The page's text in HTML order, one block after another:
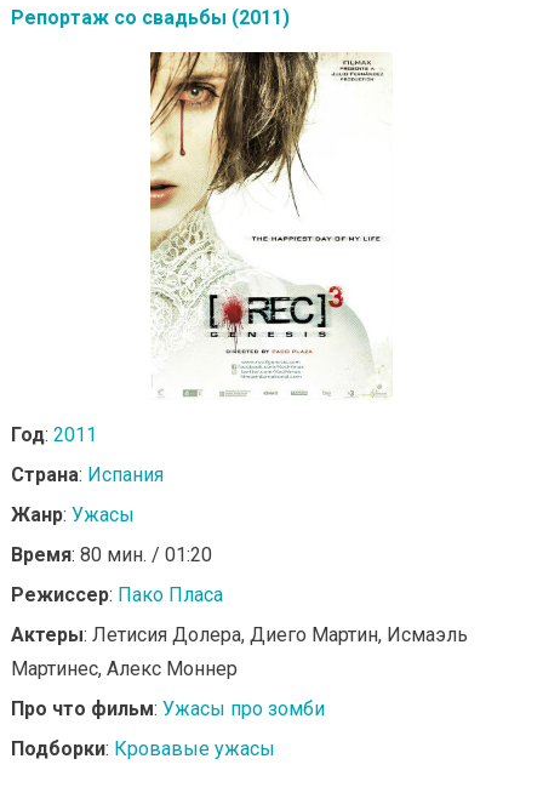
Репортаж со свадьбы (2011)
Год: 2011
Страна: Испания
Жанр: Ужасы
Время: 80 мин. / 01:20
Режиссер: Пако Пласа
Актеры: Летисия Долера, Диего Мартин, Исмаэль
Мартинес, Алекс Моннер
Про что фильм: Ужасы про зомби
Подборки: Кровавые ужасы